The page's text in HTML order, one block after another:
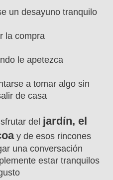
un desayuno tranquilo
la compra
le apetezca
a tomar algo sin
de casa
del jardín, el
y de esos rincones
una conversación
estar tranquilos